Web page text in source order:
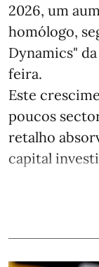
2026, um
homólogo,
Dynamics"
feira.
Este
poucos
retalho
capital